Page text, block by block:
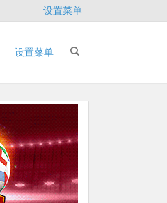
设置菜单
设置菜单